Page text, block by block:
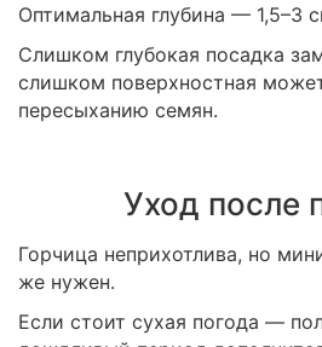
Оптимальная глубина — 1,5–3
Слишком глубокая посадка
слишком поверхностная
пересыханию семян.
Уход после
Горчица неприхотлива, но
же нужен.
Если стоит сухая погода —